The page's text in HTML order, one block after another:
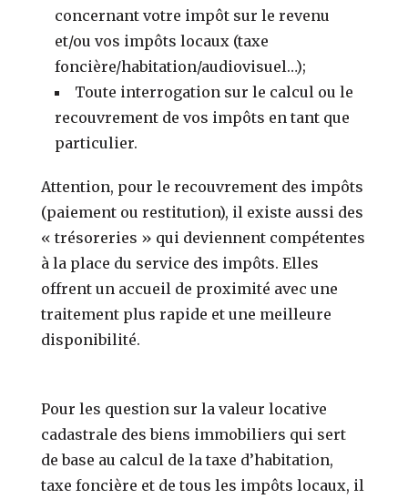
concernant votre impôt sur le revenu
et/ou vos impôts locaux (taxe
foncière/habitation/audiovisuel…);
Toute interrogation sur le calcul ou le
recouvrement de vos impôts en tant que
particulier.
Attention, pour le recouvrement des impôts
(paiement ou restitution), il existe aussi des
« trésoreries » qui deviennent compétentes
à la place du service des impôts. Elles
offrent un accueil de proximité avec une
traitement plus rapide et une meilleure
disponibilité.
Pour les question sur la valeur locative
cadastrale des biens immobiliers qui sert
de base au calcul de la taxe d’habitation,
taxe foncière et de tous les impôts locaux, il